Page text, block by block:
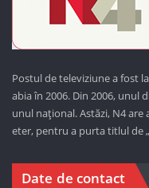
Postul de televiziune a fost
abia în 2006. Din 2006, unul
unul național. Astăzi, N4 are
eter, pentru a purta titlul de
Date de contact